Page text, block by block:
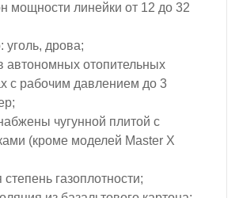
мощности линейки от 12 до 32
уголь, дрова;
автономных отопительных
с рабочим давлением до 3
чугунной плитой с
(кроме моделей Master X
газоплотности;